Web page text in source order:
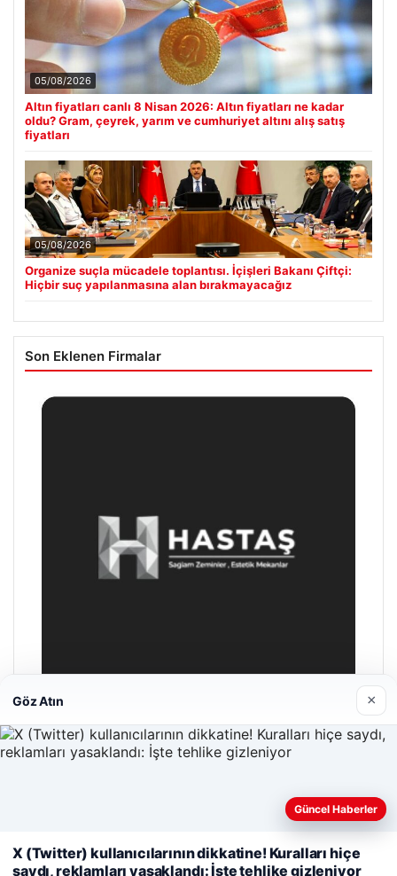
05/08/2026
Altın fiyatları canlı 8 Nisan 2026: Altın fiyatları ne kadar
oldu? Gram, çeyrek, yarım ve cumhuriyet altını alış satış
fiyatları
05/08/2026
Organize suçla mücadele toplantısı. İçişleri Bakanı Çiftçi:
Hiçbir suç yapılanmasına alan bırakmayacağız
Son Eklenen Firmalar
Hastaş Beton
Web sitemizi nasıl kullandığınızı daha iyi anlayabilmek,
kullanıyoruz. Çerez Politikamız
Göz Atın ×
Güncel Haberler
X (Twitter) kullanıcılarının dikkatine! Kuralları hiçe
saydı, reklamları yasaklandı: İşte tehlike gizleniyor